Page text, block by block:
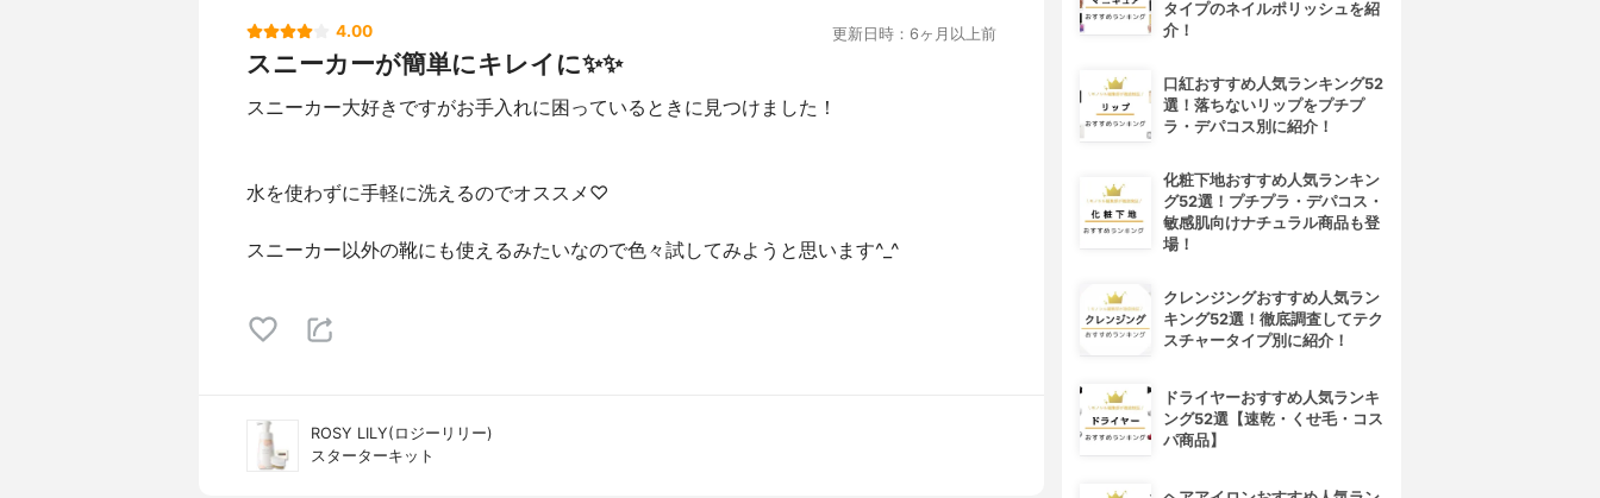
4.00 更新日時：6ヶ月以上前
スニーカーが簡単にキレイに✨✨
スニーカー大好きですがお手入れに困っているときに見つけました！
水を使わずに手軽に洗えるのでオススメ♡
スニーカー以外の靴にも使えるみたいなので色々試してみようと思います^_^
ROSY LILY(ロジーリリー)
スターターキット
タイプのネイルポリッシュを紹
介！
口紅おすすめ人気ランキング52
選！落ちないリップをプチプ
ラ・デパコス別に紹介！
化粧下地おすすめ人気ランキン
グ52選！プチプラ・デパコス・
敏感肌向けナチュラル商品も登
場！
クレンジングおすすめ人気ラン
キング52選！徹底調査してテク
スチャータイプ別に紹介！
ドライヤーおすすめ人気ランキ
ング52選【速乾・くせ毛・コス
パ商品】